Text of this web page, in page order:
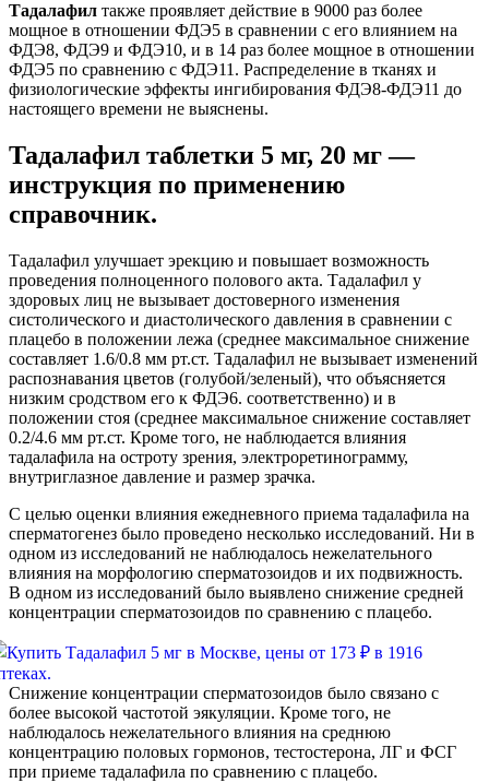
Тадалафил также проявляет действие в 9000 раз более
мощное в отношении ФДЭ5 в сравнении с его влиянием на
ФДЭ8, ФДЭ9 и ФДЭ10, и в 14 раз более мощное в отношении
ФДЭ5 по сравнению с ФДЭ11. Распределение в тканях и
физиологические эффекты ингибирования ФДЭ8-ФДЭ11 до
настоящего времени не выяснены.
Тадалафил таблетки 5 мг, 20 мг —
инструкция по применению
справочник.
Тадалафил улучшает эрекцию и повышает возможность
проведения полноценного полового акта. Тадалафил у
здоровых лиц не вызывает достоверного изменения
систолического и диастолического давления в сравнении с
плацебо в положении лежа (среднее максимальное снижение
составляет 1.6/0.8 мм рт.ст. Тадалафил не вызывает изменений
распознавания цветов (голубой/зеленый), что объясняется
низким сродством его к ФДЭ6. соответственно) и в
положении стоя (среднее максимальное снижение составляет
0.2/4.6 мм рт.ст. Кроме того, не наблюдается влияния
тадалафила на остроту зрения, электроретинограмму,
внутриглазное давление и размер зрачка.
С целью оценки влияния ежедневного приема тадалафила на
сперматогенез было проведено несколько исследований. Ни в
одном из исследований не наблюдалось нежелательного
влияния на морфологию сперматозоидов и их подвижность.
В одном из исследований было выявлено снижение средней
концентрации сперматозоидов по сравнению с плацебо.
Снижение концентрации сперматозоидов было связано с
более высокой частотой эякуляции. Кроме того, не
наблюдалось нежелательного влияния на среднюю
концентрацию половых гормонов, тестостерона, ЛГ и ФСГ
при приеме тадалафила по сравнению с плацебо.